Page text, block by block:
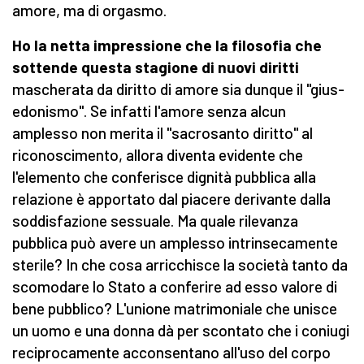
amore, ma di orgasmo.
Ho la netta impressione che la filosofia che
sottende questa stagione di nuovi diritti
mascherata da diritto di amore sia dunque il "gius-
edonismo". Se infatti l'amore senza alcun
amplesso non merita il "sacrosanto diritto" al
riconoscimento, allora diventa evidente che
l'elemento che conferisce dignità pubblica alla
relazione è apportato dal piacere derivante dalla
soddisfazione sessuale. Ma quale rilevanza
pubblica può avere un amplesso intrinsecamente
sterile? In che cosa arricchisce la società tanto da
scomodare lo Stato a conferire ad esso valore di
bene pubblico? L'unione matrimoniale che unisce
un uomo e una donna dà per scontato che i coniugi
reciprocamente acconsentano all'uso del corpo